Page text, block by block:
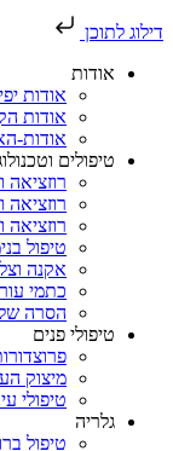
דילוג לתוכן
אודות
אודות
אודות
אודות-
טיפולים
רוזציאה
רוזציאה
רוזציאה
טיפול
אקנה
כתמי
הסרה של
טיפולי פנים
מיצוק
טיפולי
גלריה
טיפול